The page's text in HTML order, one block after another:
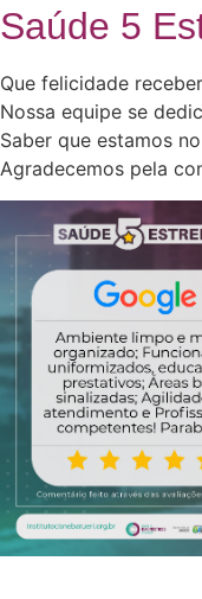
Saúde 5
Que felicidade
Nossa equipe se
Saber que estamos
Agradecemos pela